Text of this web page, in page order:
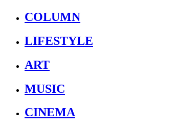
COLUMN
LIFESTYLE
ART
MUSIC
CINEMA